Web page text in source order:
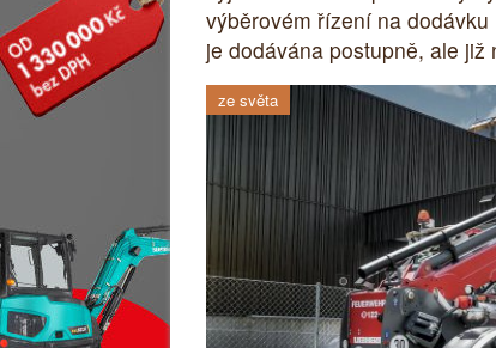
výběrovém řízení na
je dodávána postupně, ale
ze světa